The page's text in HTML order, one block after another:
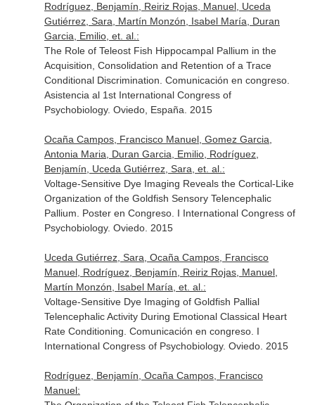
Rodríguez, Benjamín, Reiriz Rojas, Manuel, Uceda
Gutiérrez, Sara, Martín Monzón, Isabel María, Duran
Garcia, Emilio, et. al.:
The Role of Teleost Fish Hippocampal Pallium in the
Acquisition, Consolidation and Retention of a Trace
Conditional Discrimination. Comunicación en congreso.
Asistencia al 1st International Congress of
Psychobiology. Oviedo, España. 2015
Ocaña Campos, Francisco Manuel, Gomez Garcia,
Antonia Maria, Duran Garcia, Emilio, Rodríguez,
Benjamín, Uceda Gutiérrez, Sara, et. al.:
Voltage-Sensitive Dye Imaging Reveals the Cortical-Like
Organization of the Goldfish Sensory Telencephalic
Pallium. Poster en Congreso. I International Congress of
Psychobiology. Oviedo. 2015
Uceda Gutiérrez, Sara, Ocaña Campos, Francisco
Manuel, Rodríguez, Benjamín, Reiriz Rojas, Manuel,
Martín Monzón, Isabel María, et. al.:
Voltage-Sensitive Dye Imaging of Goldfish Pallial
Telencephalic Activity During Emotional Classical Heart
Rate Conditioning. Comunicación en congreso. I
International Congress of Psychobiology. Oviedo. 2015
Rodríguez, Benjamín, Ocaña Campos, Francisco
Manuel: